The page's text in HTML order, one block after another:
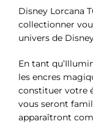
Disney Lorcana
collectionner
univers de
En tant
les encres
constituer votre
vous seront
apparaîtront